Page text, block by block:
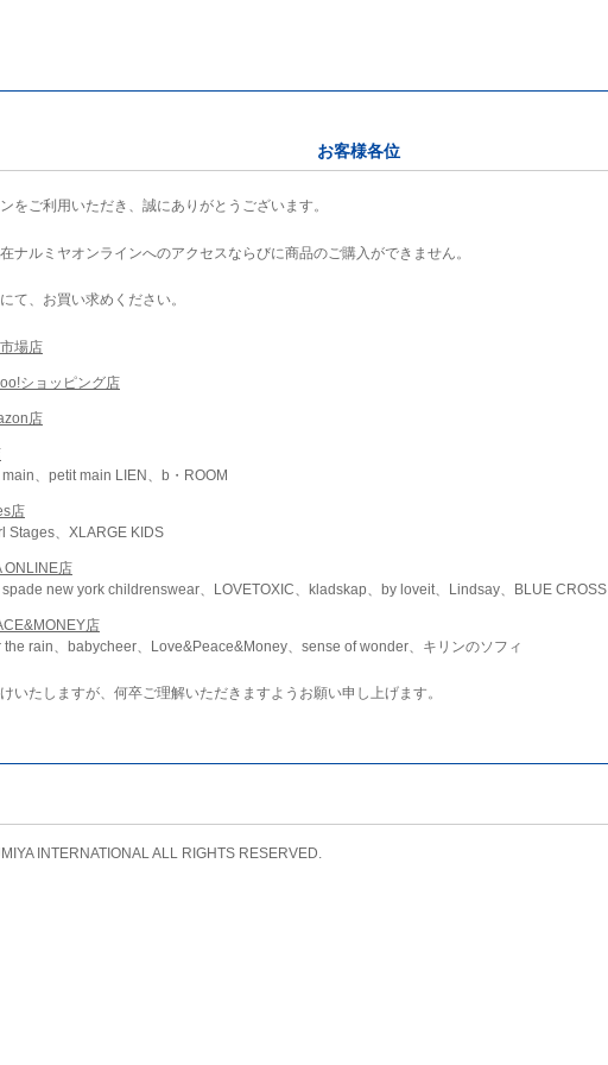
お客様各位
をご利用いただき、誠にありがとうございます。
ナルミヤオンラインへのアクセスならびに商品のご購入ができません。
て、お買い求めください。
場店
ショッピング店
店
、petit main LIEN、b・ROOM
店
Stages、XLARGE KIDS
ONLINE店
new york childrenswear、LOVETOXIC、kladskap、by loveit、Lindsay、BLUE CROSS
店
the rain、babycheer、Love&Peace&Money、sense of wonder、キリンのソフィ
いたしますが、何卒ご理解いただきますようお願い申し上げます。